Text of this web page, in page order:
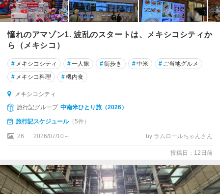
マ
サ
ラ
ン
★
メ
シ
コ
シ
ィ
★
メ
リ
ダ
憧れのアマゾン1. 波乱のスタートは、メキシコシティか
ら（メキシコ）
# メキシコシティ #一人旅 #街歩き #中米 # ご当地グルメ
# メキシコ料理 #機内食
メキシコシティ
旅行記グループ 中南米ひとり旅（2026）
旅行記スケジュール（5件）
26 2026/07/10～ by ラムロールちゃんさん
投稿日：12日前